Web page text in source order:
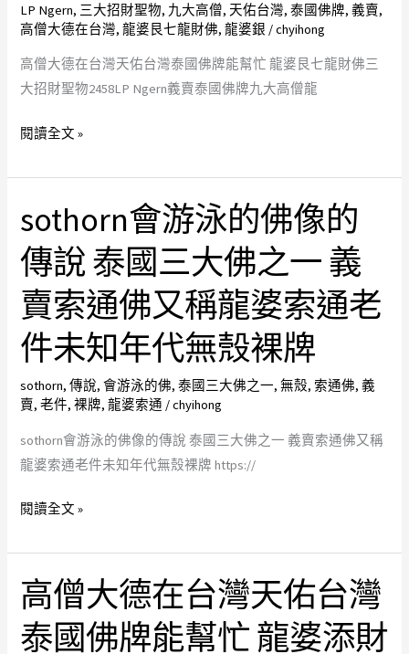
奴
女
老
件
กวัก
殼
牌
泰
國
金
屬
牌
LP Ngern, 三大招財聖物, 九大高僧, 天佑台灣,泰國佛牌,義賣,
高僧大德在台灣,龍婆艮七龍財佛,龍婆銀 /chyihong
高僧大德在台灣天佑台灣泰國佛牌能幫忙 龍婆艮七龍財佛三
大招財聖物2458LP Ngern義賣泰國佛牌九大高僧龍
台
灣
泰
國
牌
龍
婆
七
龍
佛
三
招
聖
2458LP
Ngern
義
賣
閱讀全文 »
sothorn會游泳的佛像的
傳說 泰國三大佛之一 義
賣索通佛又稱龍婆索通老
件未知年代無殼裸牌
sothorn,傳說,會游泳的佛,泰國三大佛之一,無殼, 索通佛,義
賣,老件,裸牌,龍婆索通 /chyihong
sothorn會游泳的佛像的傳說 泰國三大佛之一 義賣索通佛又稱
龍婆索通老件未知年代無殼裸牌 https://
sothorn
會
游
的
佛
的
傳
泰
三
佛
之
一
義
閱讀全文 »
高僧大德在台灣天佑台灣
泰國佛牌能幫忙 龍婆添財
高
僧
大